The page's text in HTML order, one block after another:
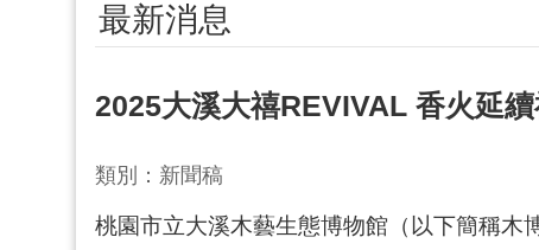
最新消息
2025大溪大禧REVIVAL 香火延
類別：新聞稿
桃園市立大溪木藝生態博物館（以下簡稱木